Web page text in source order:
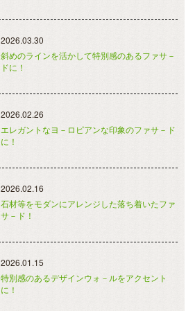
2026.03.30
斜めのラインを活かして特別感のあるファサ－
ドに！
2026.02.26
エレガントなヨ－ロピアンな印象のファサ－ド
に！
2026.02.16
石材等をモダンにアレンジした落ち着いたファ
サ－ド！
2026.01.15
特別感のあるデザインウォ－ルをアクセント
に！